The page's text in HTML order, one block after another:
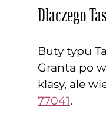
Dlaczego
Buty typu
Granta po
klasy, ale
77041.